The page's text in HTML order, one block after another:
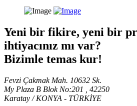
Yeni bir fikire, yeni bir
ihtiyacınız mı var?
Bizimle temas kur!
Fevzi Çakmak Mah. 10632 Sk.
My Plaza B Blok No:201 , 42250
Karatay / KONYA - TÜRKİYE